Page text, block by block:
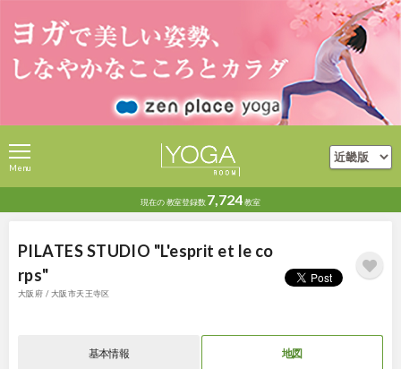
現在の教室登録数 7,724教室
Menu
PILATES STUDIO "L'esprit et le co
rps"
大阪府 / 大阪市天王寺区
基本情報 地図